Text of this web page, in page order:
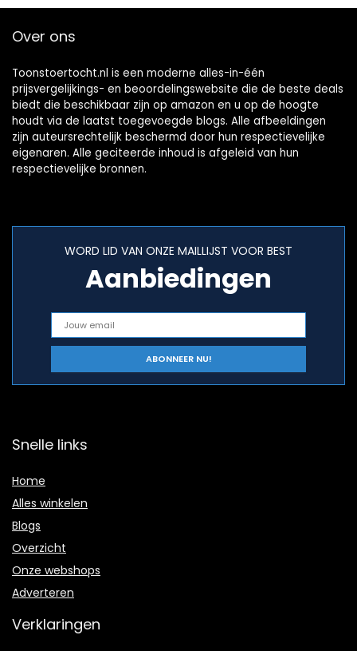
Over ons
Toonstoertocht.nl is een moderne alles-in-één
prijsvergelijkings- en beoordelingswebsite die de beste deals
biedt die beschikbaar zijn op amazon en u op de hoogte
houdt via de laatst toegevoegde blogs. Alle afbeeldingen
zijn auteursrechtelijk beschermd door hun respectievelijke
eigenaren. Alle geciteerde inhoud is afgeleid van hun
respectievelijke bronnen.
WORD LID VAN ONZE MAILLIJST VOOR BEST
Aanbiedingen
Snelle links
Home
Alles winkelen
Blogs
Overzicht
Onze webshops
Adverteren
Verklaringen